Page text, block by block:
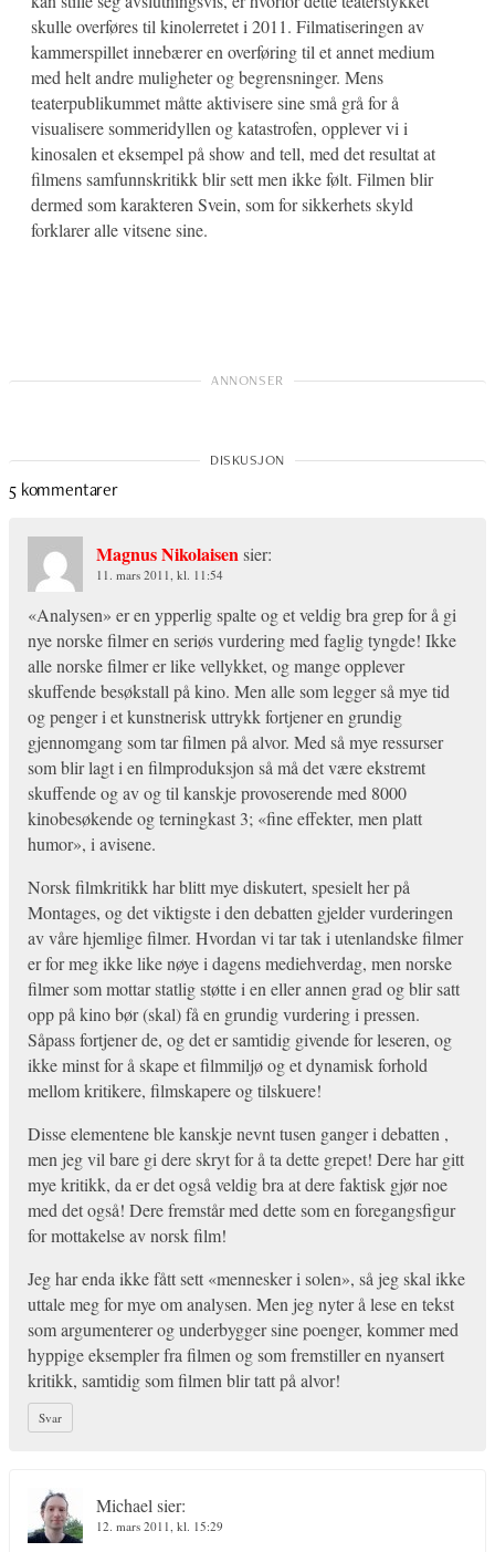
skulle overføres til kinolerretet i 2011. Filmatiseringen av
kammerspillet innebærer en overføring til et annet medium
med helt andre muligheter og begrensninger. Mens
teaterpublikummet måtte aktivisere sine små grå for å
visualisere sommeridyllen og katastrofen, opplever vi i
kinosalen et eksempel på show and tell, med det resultat at
filmens samfunnskritikk blir sett men ikke følt. Filmen blir
dermed som karakteren Svein, som for sikkerhets skyld
forklarer alle vitsene sine.
5 kommentarer
Magnus Nikolaisensier:
11. mars 2011, kl. 11:54
«Analysen» er en ypperlig spalte og et veldig bra grep for å gi
nye norske filmer en seriøs vurdering med faglig tyngde! Ikke
alle norske filmer er like vellykket, og mange opplever
skuffende besøkstall på kino. Men alle som legger så mye tid
og penger i et kunstnerisk uttrykk fortjener en grundig
gjennomgang som tar filmen på alvor. Med så mye ressurser
som blir lagt i en filmproduksjon så må det være ekstremt
skuffende og av og til kanskje provoserende med 8000
kinobesøkende og terningkast 3; «fine effekter, men platt
humor», i avisene.
Norsk filmkritikk har blitt mye diskutert, spesielt her på
Montages, og det viktigste i den debatten gjelder vurderingen
av våre hjemlige filmer. Hvordan vi tar tak i utenlandske filmer
er for meg ikke like nøye i dagens mediehverdag, men norske
filmer som mottar statlig støtte i en eller annen grad og blir satt
opp på kino bør (skal) få en grundig vurdering i pressen.
Såpass fortjener de, og det er samtidig givende for leseren, og
ikke minst for å skape et filmmiljø og et dynamisk forhold
mellom kritikere, filmskapere og tilskuere!
Disse elementene ble kanskje nevnt tusen ganger i debatten ,
men jeg vil bare gi dere skryt for å ta dette grepet! Dere har gitt
mye kritikk, da er det også veldig bra at dere faktisk gjør noe
med det også! Dere fremstår med dette som en foregangsfigur
for mottakelse av norsk film!
Jeg har enda ikke fått sett «mennesker i solen», så jeg skal ikke
uttale meg for mye om analysen. Men jeg nyter å lese en tekst
som argumenterer og underbygger sine poenger, kommer med
hyppige eksempler fra filmen og som fremstiller en nyansert
kritikk, samtidig som filmen blir tatt på alvor!
Svar
Michael sier:
12. mars 2011, kl. 15:29